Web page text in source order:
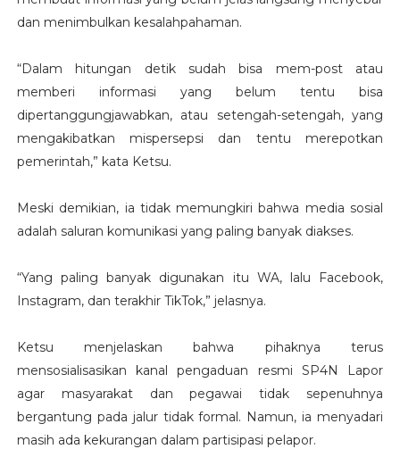
dan menimbulkan kesalahpahaman.
“Dalam hitungan detik sudah bisa mem-post atau
memberi informasi yang belum tentu bisa
dipertanggungjawabkan, atau setengah-setengah, yang
mengakibatkan mispersepsi dan tentu merepotkan
pemerintah,” kata Ketsu.
Meski demikian, ia tidak memungkiri bahwa media sosial
adalah saluran komunikasi yang paling banyak diakses.
“Yang paling banyak digunakan itu WA, lalu Facebook,
Instagram, dan terakhir TikTok,” jelasnya.
Ketsu menjelaskan bahwa pihaknya terus
mensosialisasikan kanal pengaduan resmi SP4N Lapor
agar masyarakat dan pegawai tidak sepenuhnya
bergantung pada jalur tidak formal. Namun, ia menyadari
masih ada kekurangan dalam partisipasi pelapor.